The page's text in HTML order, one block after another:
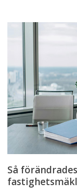
Så
förändrades
demografin
2025
Så